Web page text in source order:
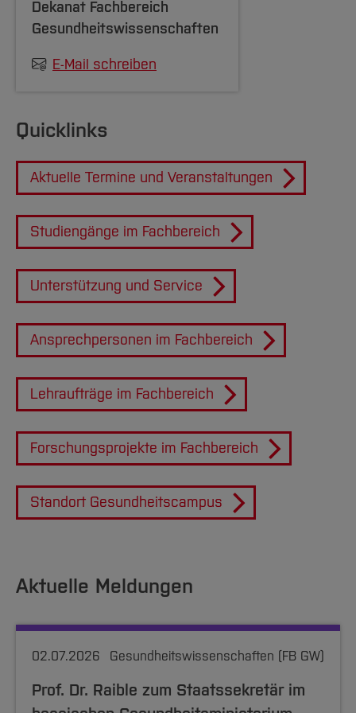
Dekanat Fachbereich
Gesundheitswissenschaften
E-Mail schreiben
Quicklinks
Aktuelle Termine und Veranstaltungen
Studiengänge im Fachbereich
Unterstützung und Service
Ansprechpersonen im Fachbereich
Lehraufträge im Fachbereich
Forschungsprojekte im Fachbereich
Standort Gesundheitscampus
Aktuelle Meldungen
02.07.2026 Gesundheitswissenschaften (FB GW)
Prof. Dr. Raible zum Staatssekretär im